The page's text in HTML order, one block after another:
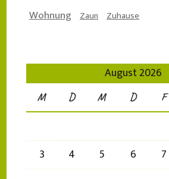
Wohnung Zaun Zuhause
August 2026
M D M D F
3
4 5 6 7